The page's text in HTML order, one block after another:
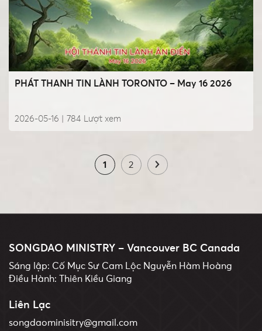
PHÁT THANH TIN LÀNH TORONTO – May 16 2026
2026-05-16 | Lượt xem
784
1 2
SONGDAO MINISTRY – Vancouver BC Canada
Sáng lập: Cố Mục Sư Cam Lộc Nguyễn Hàm Hoàng
Điều Hành: Thiên Kiều Giang
Liên Lạc
songdaominisitry@gmail.com